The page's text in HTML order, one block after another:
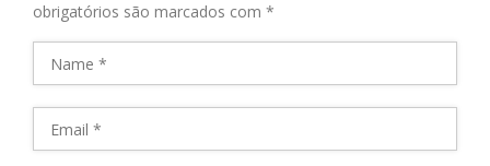
obrigatórios são marcados com *